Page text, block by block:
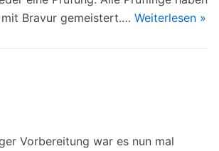
Bravur gemeistert.… Weiterlesen »
Vorbereitung war es nun mal